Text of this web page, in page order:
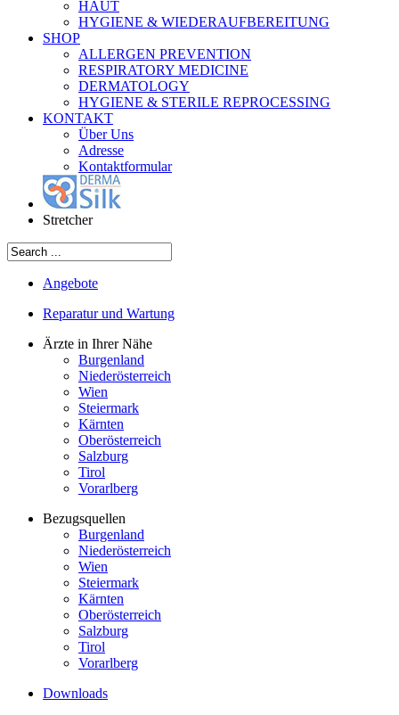
HAUT
HYGIENE & WIEDERAUFBEREITUNG
SHOP
ALLERGEN PREVENTION
RESPIRATORY MEDICINE
DERMATOLOGY
HYGIENE & STERILE REPROCESSING
KONTAKT
Über Uns
Adresse
Kontaktformular
Stretcher
Angebote
Reparatur und Wartung
Ärzte in Ihrer Nähe
Burgenland
Niederösterreich
Wien
Steiermark
Kärnten
Oberösterreich
Salzburg
Tirol
Vorarlberg
Bezugsquellen
Burgenland
Niederösterreich
Wien
Steiermark
Kärnten
Oberösterreich
Salzburg
Tirol
Vorarlberg
Downloads